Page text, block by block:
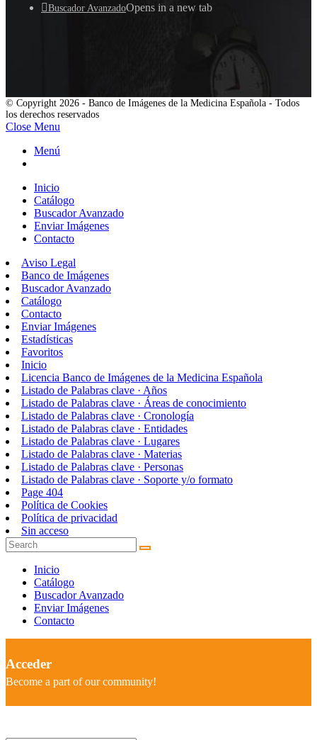
Buscador AvanzadoOpens in a new tab
© Copyright 2026 - Banco de Imágenes de la Medicina Española - Todos
los derechos reservados
Close Menu
Menú
Inicio
Catálogo
Buscador Avanzado
Enviar Imágenes
Contacto
Aviso Legal
Banco de Imágenes
Buscador Avanzado
Catálogo
Contacto
Enviar Imágenes
Estadísticas
Favoritos
Inicio
Licencia Banco de Imágenes de la Medicina Española
Listado de Palabras clave · Años
Listado de Palabras clave · Áreas de conocimiento
Listado de Palabras clave · Cronología
Listado de Palabras clave · Entidades
Listado de Palabras clave · Lugares
Listado de Palabras clave · Materias
Listado de Palabras clave · Personas
Listado de Palabras clave · Soporte y/o formato
Page 404
Política de Cookies
Política de privacidad
Sin acceso
Inicio
Catálogo
Buscador Avanzado
Enviar Imágenes
Contacto
Acceder
Become a part of our community!